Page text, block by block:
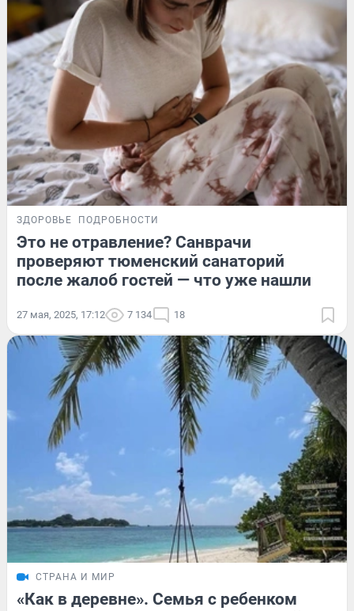
ЗДОРОВЬЕ ПОДРОБНОСТИ
Это не отравление? Санврачи
проверяют тюменский санаторий
после жалоб гостей — что уже нашли
27 мая, 2025, 17:12 7 134 18
СТРАНА И МИР
«Как в деревне». Семья с ребенком